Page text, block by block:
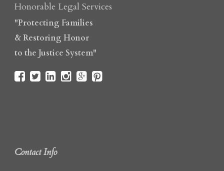
Honorable Legal Services
"Protecting Families
& Restoring Honor
to the Justice System"
Contact Info